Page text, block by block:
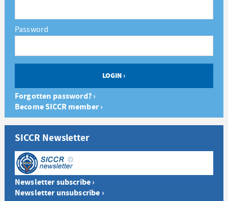
Password
Forgotten password? ›
Become SICCR member ›
SICCR Newsletter
Newsletter subscribe ›
Newsletter unsubscribe ›